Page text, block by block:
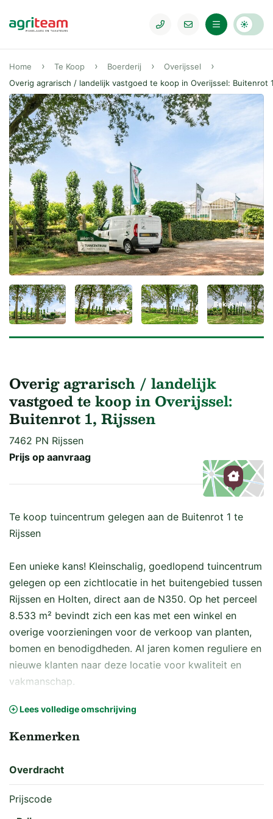
Home Te Koop Boerderij
Overijssel
Overig agrarisch / landelijk vastgoed te koop in Overijssel: Buitenrot
Bekijk alle 30 foto's
Overig agrarisch / landelijk
vastgoed te koop in Overijssel:
Buitenrot 1, Rijssen
7462 PN Rijssen
Prijs op aanvraag
Te koop tuincentrum gelegen aan de Buitenrot 1 te
Rijssen
Een unieke kans! Kleinschalig, goedlopend tuincentrum
gelegen op een zichtlocatie in het buitengebied tussen
Rijssen en Holten, direct aan de N350. Op het perceel
8.533 m² bevindt zich een kas met een winkel en
overige voorzieningen voor de verkoop van planten,
bomen en benodigdheden. Al jaren komen reguliere en
nieuwe klanten naar deze locatie voor kwaliteit en
vakmanschap.
OMSCHRIJVING VAN DE LOCATIE
in de verkoop van tuinplanten, bomen en alle overige
type Venlo 6 kapper, welke in 2009 is gebouwd. De
Lees volledige omschrijving
Kenmerken
Overdracht
Prijscode